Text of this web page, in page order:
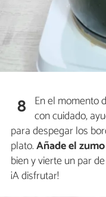
8 En el momento
con cuidado,
para despegar los
plato.Añade el
bien y vierte un par
¡A disfrutar!